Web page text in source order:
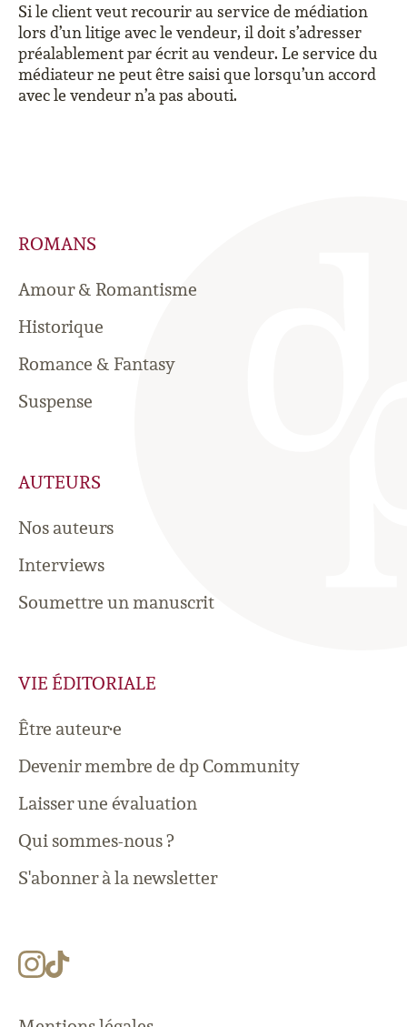
Si le client veut recourir au service de médiation
lors d’un litige avec le vendeur, il doit s’adresser
préalablement par écrit au vendeur. Le service du
médiateur ne peut être saisi que lorsqu’un accord
avec le vendeur n’a pas abouti.
ROMANS
Amour & Romantisme
Historique
Romance & Fantasy
Suspense
AUTEURS
Nos auteurs
Interviews
Soumettre un manuscrit
VIE ÉDITORIALE
Être auteur·e
Devenir membre de dp Community
Laisser une évaluation
Qui sommes-nous ?
S'abonner à la newsletter